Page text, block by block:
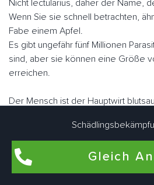
Nicht lectularius, daher der Name,
Wenn Sie sie schnell betrachten,
Fabe einem Apfel.
Es gibt ungefähr fünf Millionen
sind, aber sie können eine Größe
erreichen.
Der Mensch ist der Hauptwirt
oder zu Konservierungszwecken
Im Gegensatz zu vielen anderen
fliegen.
Gleich